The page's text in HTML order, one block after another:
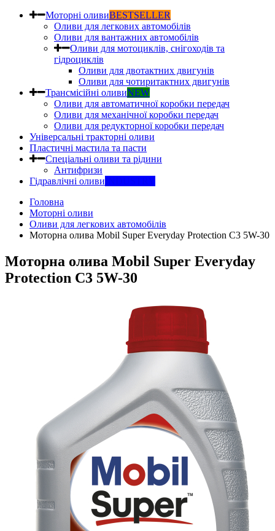
Моторні оливиBESTSELLER
Оливи для легкових автомобілів
Оливи для вантажних автомобілів
Оливи для мотоциклів, снігоходів та
гідроциклів
Оливи для двотактних двигунів
Оливи для чотиритактних двигунів
Трансмісійні оливиNEW
Оливи для автоматичної коробки передач
Оливи для механічної коробки передач
Оливи для редукторної коробки передач
Універсальні тракторні оливи
Пластичні мастила та пасти
Спеціальні оливи та рідини
Антифризи
Гідравлічні оливи
Головна
Моторні оливи
Оливи для легкових автомобілів
Моторна олива Mobil Super Everyday Protection C3 5W-30
Моторна олива Mobil Super Everyday
Protection C3 5W-30